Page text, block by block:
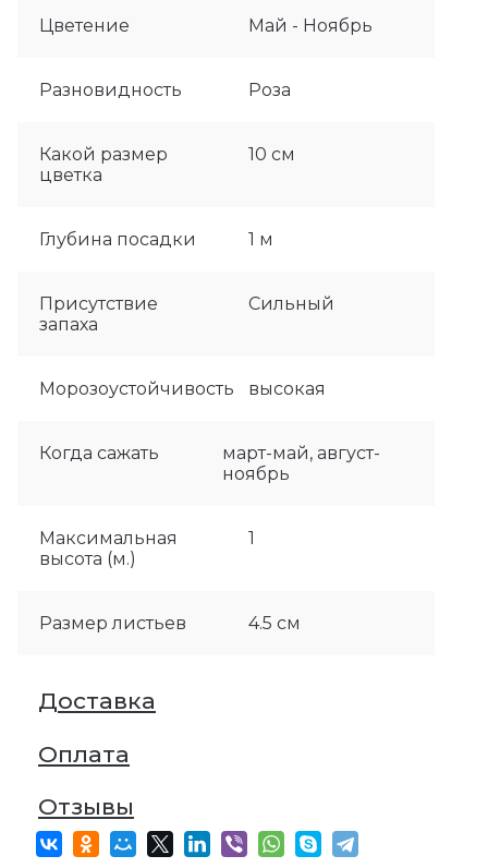
Цветение Май - Ноябрь
Разновидность Роза
Какой размер
цветка
10 см
Глубина посадки 1 м
Присутствие
запаха
Сильный
Морозоустойчивость высокая
Когда сажать
март-май, август-
ноябрь
Максимальная
высота (м.)
1
Размер листьев 4.5 см
Доставка
Оплата
Отзывы